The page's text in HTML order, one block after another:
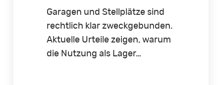
Garagen und Stellplätze sind
rechtlich klar zweckgebunden.
Aktuelle Urteile zeigen, warum
die Nutzung als Lager…